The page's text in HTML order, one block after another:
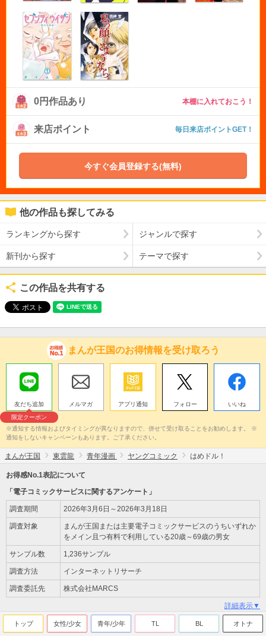
0円作品あり 本棚に入れておこう！
来店ポイント 毎日来店ポイントGET！
今すぐ会員登録する(無料)
他の作品も探してみる
ランキングから探す ジャンルで探す
新刊から探す テーマで探す
この作品を共有する
まんが王国のお得情報を受け取ろう
友だち追加
限定クーポン
メルマガ アプリ通知 フォロー いいね
※通知する情報およびタイミングが異なりますので、併せて受け取ることをお勧めします。 ※
通知をしないキャンペーンもあります。ご了承ください。
まんが王国 東雲龍 青年漫画 ヤングコミック はめドル！
お得感No.1表記について
「電子コミックサービスに関するアンケート」
調査期間 2026年3月6日～2026年3月18日
調査対象
まんが王国または主要電子コミックサービスのうちいずれか
をメイン且つ有料で利用している20歳～69歳の男女
サンプル数 1,236サンプル
調査方法 インターネットリサーチ
調査委託先 株式会社MARCS
詳細表示▼
トップ 女性/少女 青年/少年 TL BL オトナ